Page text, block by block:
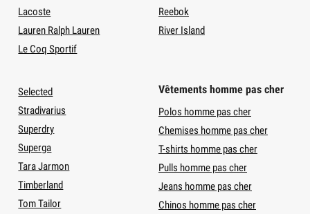
Lacoste
Lauren Ralph Lauren
Le Coq Sportif
Reebok
River Island
Selected
Stradivarius
Superdry
Superga
Tara Jarmon
Timberland
Tom Tailor
Vêtements homme pas cher
Polos homme pas cher
Chemises homme pas cher
T-shirts homme pas cher
Pulls homme pas cher
Jeans homme pas cher
Chinos homme pas cher